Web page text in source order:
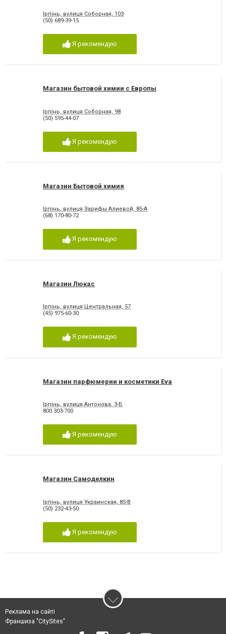
Ірпінь, вулиця Соборная, 103
(50) 689-39-15
Я рекомендую
Магазин бытовой химии с Европы
Ірпінь, вулиця Соборная, 98
(50) 595-44-07
Я рекомендую
Магазин Бытовой химия
Ірпінь, вулиця Зарифы Алиевой, 85-А
(68) 170-80-72
Я рекомендую
Магазин Люкас
Ірпінь, вулиця Центральная, 57
(45) 975-60-30
Я рекомендую
Магазин парфюмерии и косметики Eva
Ірпінь, вулиця Антонова, 3-Б
800 303-700
Я рекомендую
Магазин Самоделкин
Ірпінь, вулиця Украинская, 85-В
(50) 232-43-50
Я рекомендую
Реклама на сайті
Франшиза "CitySites"